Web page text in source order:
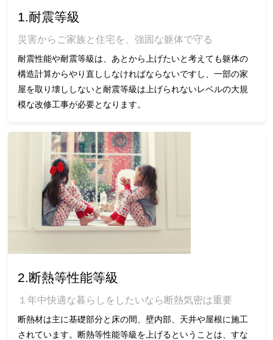
1.耐震等級
災害からご家族と住宅を、強固な躯体で守る
耐震性能や耐震等級は、あとから上げたいと考えても躯体の
構造計算からやり直ししなければならないですし、一部の家
屋を取り壊ししないと耐震等級は上げられないレベルの大規
模な改修工事が必要となります。
2.断熱等性能等級
１年中快適な暮らしをしたいなら断熱気密は重要
断熱材は主に基礎部分と床の間、壁内部、天井や屋根に施工
されています。断熱等性能等級を上げるということは、すな